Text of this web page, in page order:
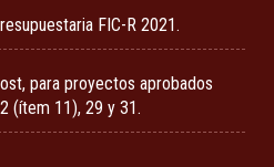
FIC-R 2021.
para proyectos aprobados
(ítem 11), 29 y 31.